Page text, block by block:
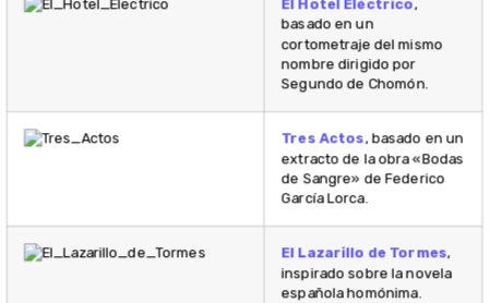
El Hotel Eléctrico,
basado en un
cortometraje del mismo
nombre dirigido por
Segundo de Chomón.
Tres Actos, basado en un
extracto de la obra «Bodas
de Sangre» de Federico
García Lorca.
El Lazarillo de Tormes,
inspirado sobre la novela
española homónima.